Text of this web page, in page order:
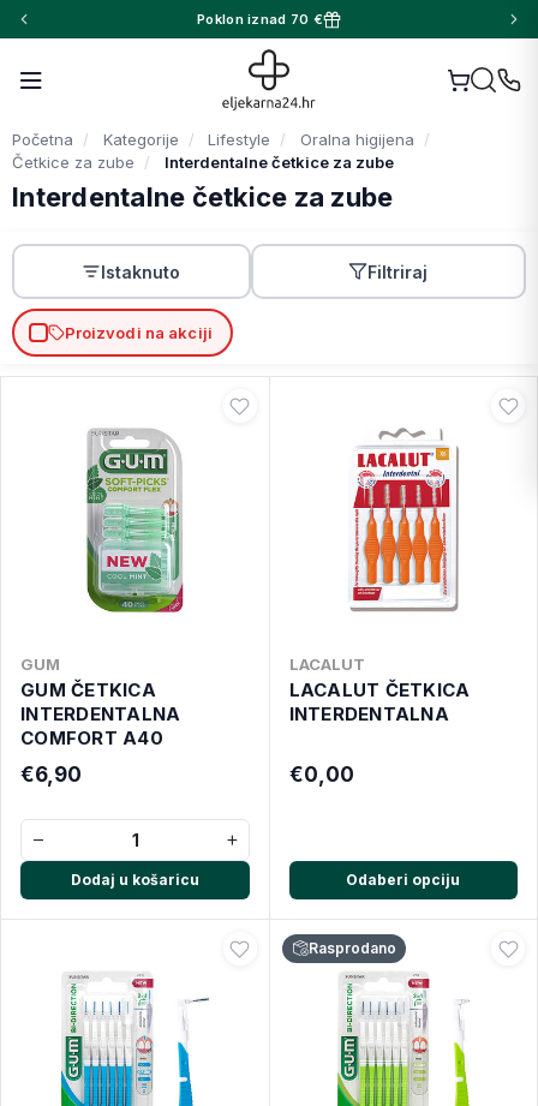
Poklon iznad 70 €
Početna Kategorije Lifestyle
Oralna higijena
Četkice za zube
Interdentalne četkice za zube
Interdentalne četkice za zube
Istaknuto Filtriraj
Proizvodi na akciji
GUM
GUM ČETKICA
INTERDENTALNA
COMFORT A40
€6,90
− +
Dodaj u košaricu
LACALUT
LACALUT ČETKICA
INTERDENTALNA
€0,00
Odaberi opciju
Rasprodano